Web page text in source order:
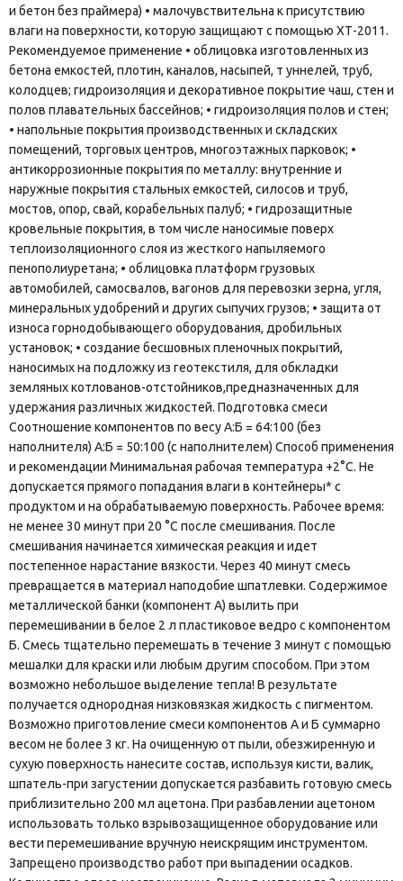
и бетон без праймера) • малочувствительна к присутствию
влаги на поверхности, которую защищают с помощью ХТ-2011.
Рекомендуемое применение • облицовка изготовленных из
бетона емкостей, плотин, каналов, насыпей, т уннелей, труб,
колодцев; гидроизоляция и декоративное покрытие чаш, стен и
полов плавательных бассейнов; • гидроизоляция полов и стен;
• напольные покрытия производственных и складских
помещений, торговых центров, многоэтажных парковок; •
антикоррозионные покрытия по металлу: внутренние и
наружные покрытия стальных емкостей, силосов и труб,
мостов, опор, свай, корабельных палуб; • гидрозащитные
кровельные покрытия, в том числе наносимые поверх
теплоизоляционного слоя из жесткого напыляемого
пенополиуретана; • облицовка платформ грузовых
автомобилей, самосвалов, вагонов для перевозки зерна, угля,
минеральных удобрений и других сыпучих грузов; • защита от
износа горнодобывающего оборудования, дробильных
установок; • создание бесшовных пленочных покрытий,
наносимых на подложку из геотекстиля, для обкладки
земляных котлованов-отстойников,предназначенных для
удержания различных жидкостей. Подготовка смеси
Соотношение компонентов по весу А:Б = 64:100 (без
наполнителя) А:Б = 50:100 (с наполнителем) Способ применения
и рекомендации Минимальная рабочая температура +2°С. Не
допускается прямого попадания влаги в контейнеры* с
продуктом и на обрабатываемую поверхность. Рабочее время:
не менее 30 минут при 20 °С после смешивания. После
смешивания начинается химическая реакция и идет
постепенное нарастание вязкости. Через 40 минут смесь
превращается в материал наподобие шпатлевки. Содержимое
металлической банки (компонент А) вылить при
перемешивании в белое 2 л пластиковое ведро с компонентом
Б. Смесь тщательно перемешать в течение 3 минут с помощью
мешалки для краски или любым другим способом. При этом
возможно небольшое выделение тепла! В результате
получается однородная низковязкая жидкость с пигментом.
Возможно приготовление смеси компонентов А и Б суммарно
весом не более 3 кг. На очищенную от пыли, обезжиренную и
сухую поверхность нанесите состав, используя кисти, валик,
шпатель-при загустении допускается разбавить готовую смесь
приблизительно 200 мл ацетона. При разбавлении ацетоном
использовать только взрывозащищенное оборудование или
вести перемешивание вручную неискрящим инструментом.
Запрещено производство работ при выпадении осадков.